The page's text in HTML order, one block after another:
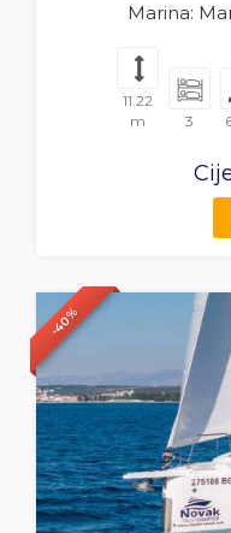
Marina:
11.22
m
3
-40%